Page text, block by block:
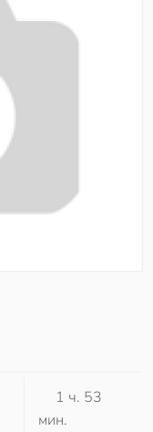
1 ч. 53
мин.